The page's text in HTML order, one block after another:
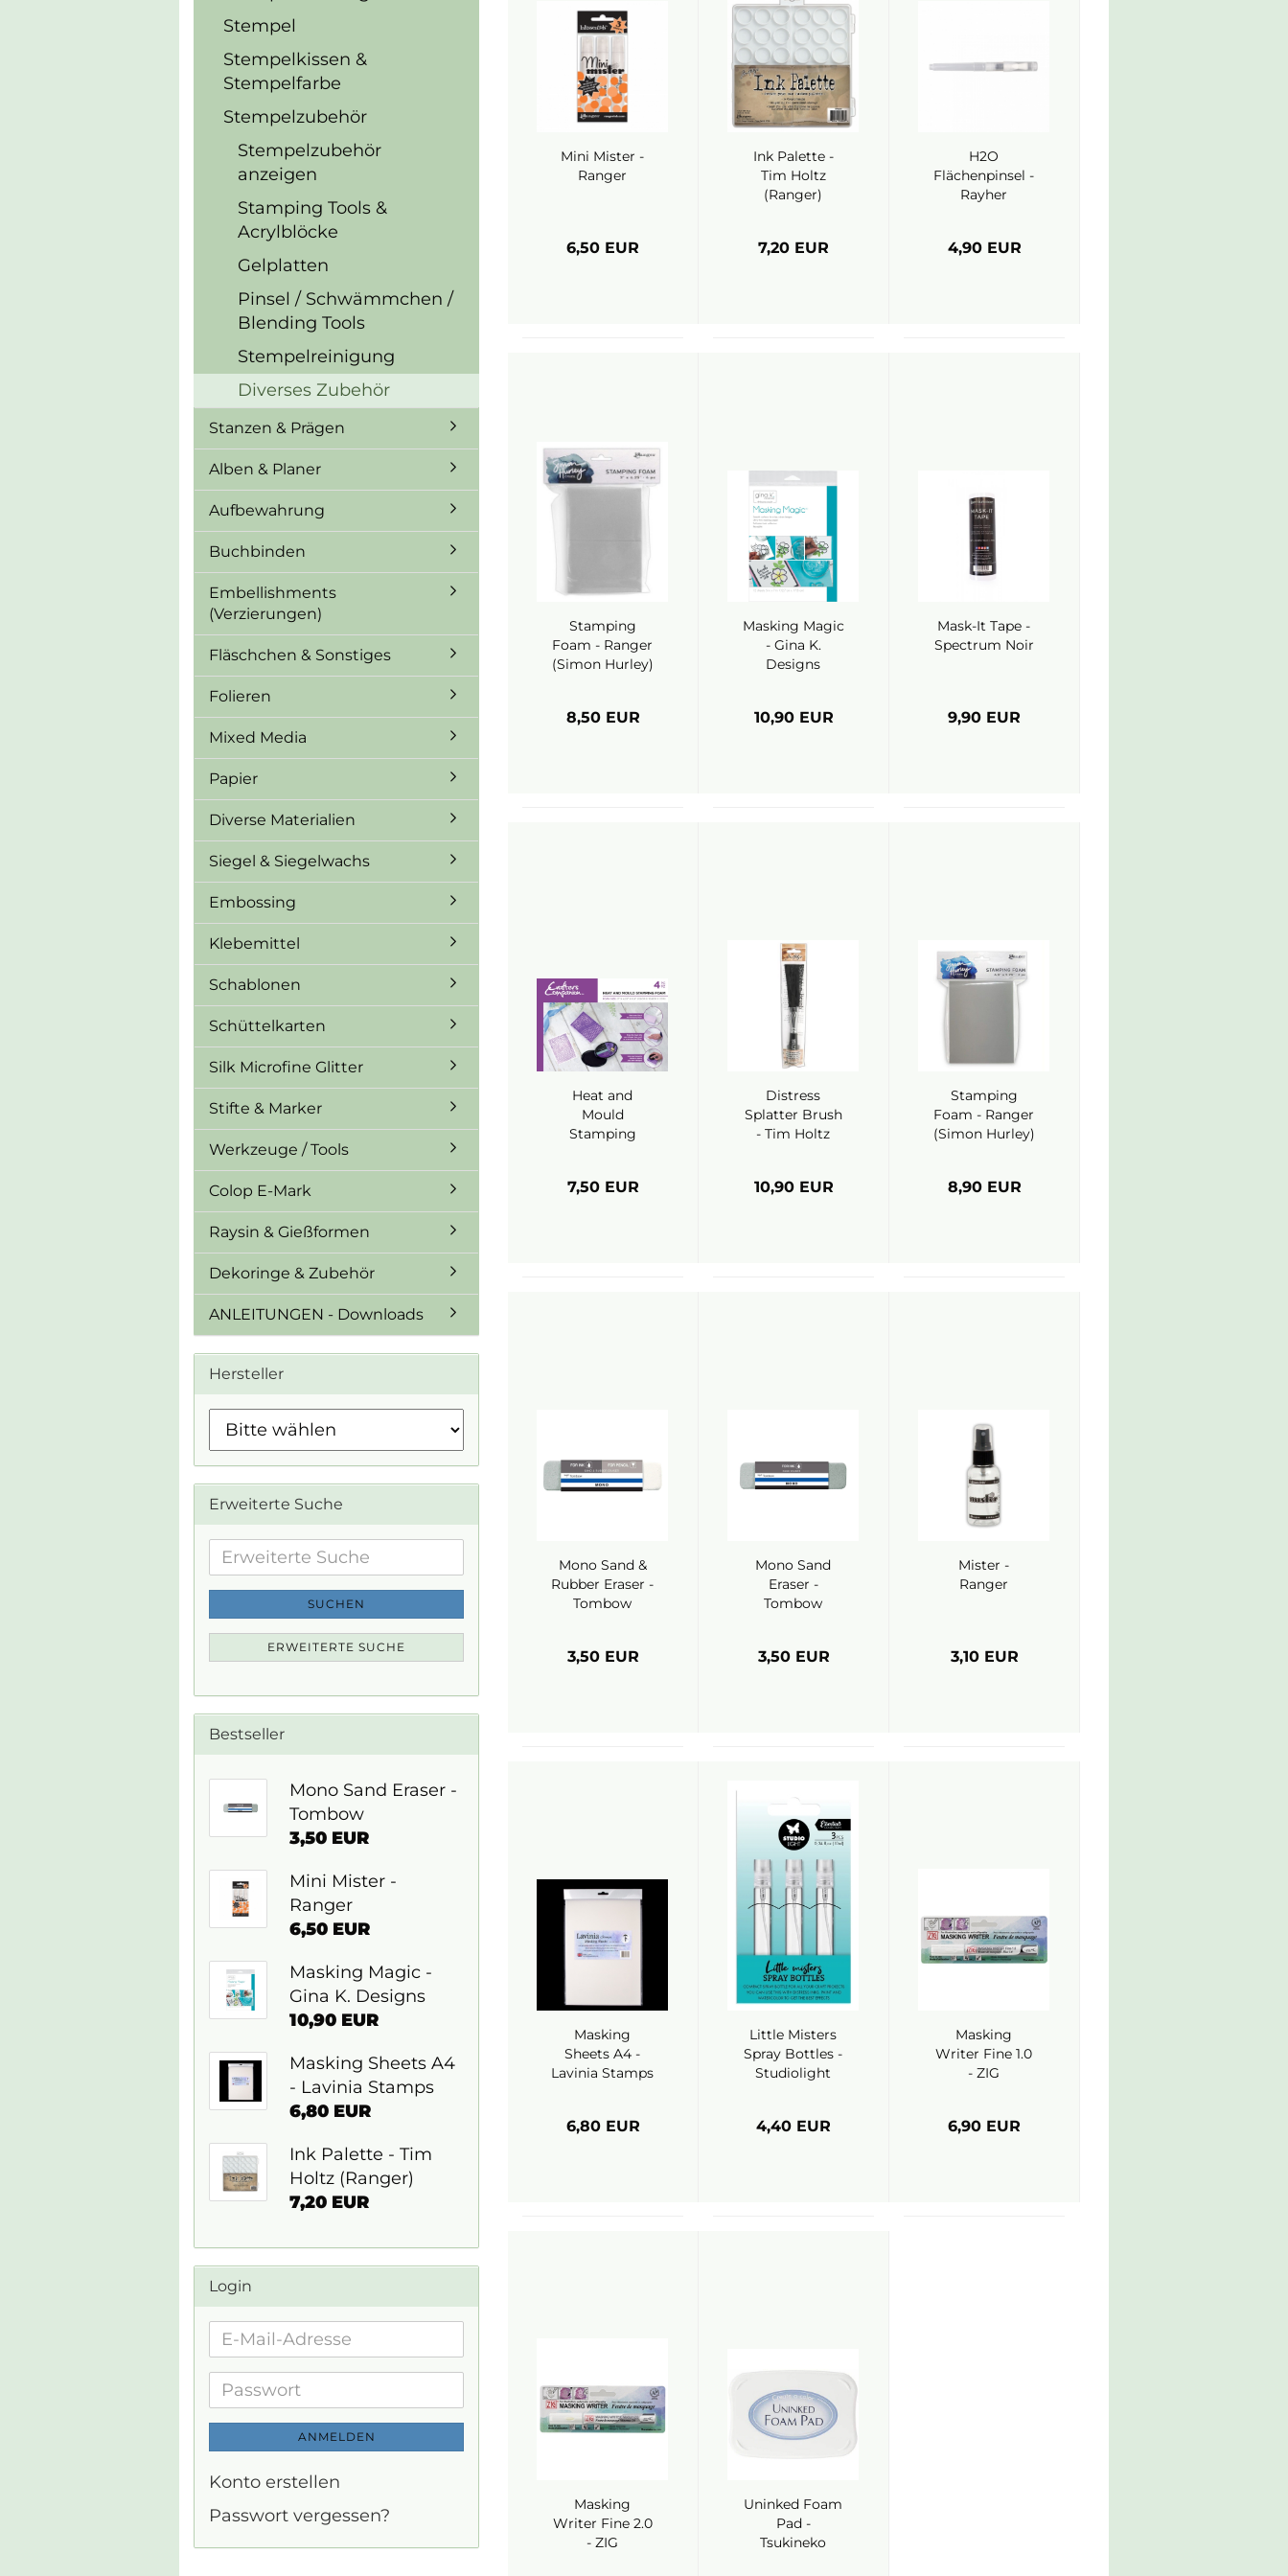
Mini Mister -
Ranger
6,50 EUR
Ink Palette -
Tim Holtz
(Ranger)
7,20 EUR
H2O
Flächenpinsel -
Rayher
4,90 EUR
Stamping
Foam - Ranger
(Simon Hurley)
8,50 EUR
Masking Magic
- Gina K.
Designs
10,90 EUR
Mask-It Tape -
Spectrum Noir
9,90 EUR
Heat and
Mould
Stamping
Companion
7,50 EUR
Distress
Splatter Brush
- Tim Holtz
10,90 EUR
Stamping
Foam - Ranger
(Simon Hurley)
8,90 EUR
Mono Sand &
Rubber Eraser -
Tombow
3,50 EUR
Mono Sand
Eraser -
Tombow
3,50 EUR
Mister -
Ranger
3,10 EUR
Masking
Sheets A4 -
Lavinia Stamps
6,80 EUR
Little Misters
Spray Bottles -
Studiolight
4,40 EUR
Masking
Writer Fine 1.0
- ZIG
6,90 EUR
Masking
Writer Fine 2.0
- ZIG
Uninked Foam
Pad -
Tsukineko
Stempel
Stempelkissen &
Stempelfarbe
Stempelzubehör
Stempelzubehör
anzeigen
Stamping Tools &
Acrylblöcke
Gelplatten
Pinsel / Schwämmchen /
Blending Tools
Stempelreinigung
Diverses Zubehör
Stanzen & Prägen
Alben & Planer
Aufbewahrung
Buchbinden
Embellishments
(Verzierungen)
Fläschchen & Sonstiges
Folieren
Mixed Media
Papier
Diverse Materialien
Siegel & Siegelwachs
Embossing
Klebemittel
Schablonen
Schüttelkarten
Silk Microfine Glitter
Stifte & Marker
Werkzeuge / Tools
Colop E-Mark
Raysin & Gießformen
Dekoringe & Zubehör
ANLEITUNGEN - Downloads
Hersteller
Erweiterte Suche
Erweiterte
Suche
SUCHEN
ERWEITERTE SUCHE
Bestseller
Mono Sand Eraser -
Tombow
3,50 EUR
Mini Mister -
Ranger
6,50 EUR
Masking Magic -
Gina K. Designs
10,90 EUR
Masking Sheets A4
- Lavinia Stamps
6,80 EUR
Ink Palette - Tim
Holtz (Ranger)
7,20 EUR
Login
E-
Adresse
Passwort
ANMELDEN
Konto erstellen
Passwort vergessen?